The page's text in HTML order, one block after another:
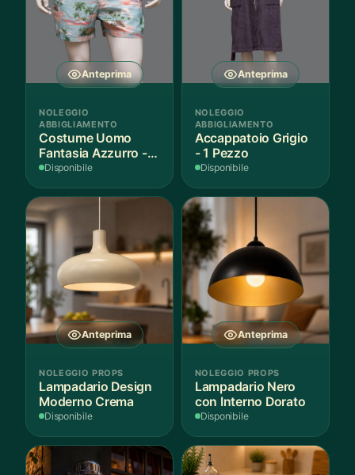
Anteprima
NOLEGGIO
ABBIGLIAMENTO
Costume Uomo
Fantasia Azzurro - 1
Pezzo
Disponibile
Anteprima
NOLEGGIO
ABBIGLIAMENTO
Accappatoio Grigio
- 1 Pezzo
Disponibile
Anteprima
NOLEGGIO PROPS
Lampadario Design
Moderno Crema
Disponibile
Anteprima
NOLEGGIO PROPS
Lampadario Nero
con Interno Dorato
Disponibile